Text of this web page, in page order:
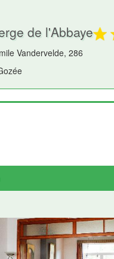
de l'Abbaye
Vandervelde, 286